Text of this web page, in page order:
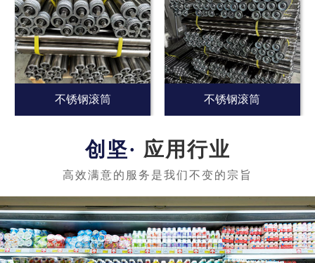
不锈钢滚筒 不锈钢滚筒
应用行业